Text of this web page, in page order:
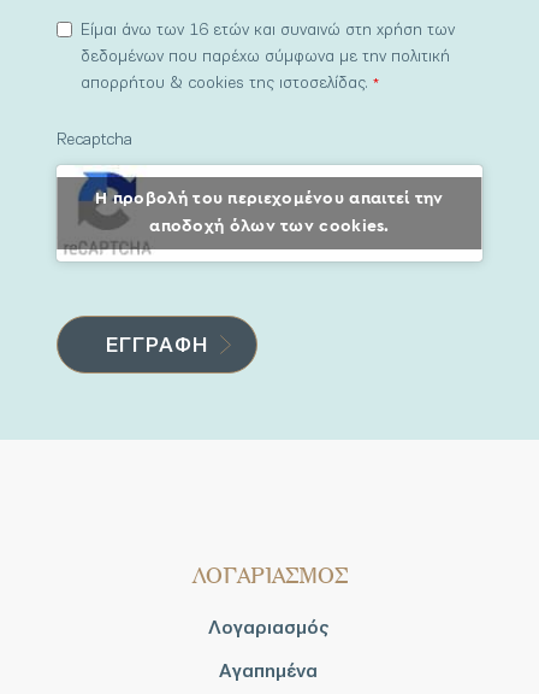
Είμαι άνω των 16 ετών και συναινώ στη χρήση των
δεδομένων που παρέχω σύμφωνα με την πολιτική
απορρήτου & cookies της ιστοσελίδας.*
Recaptcha
Η προβολή του περιεχομένου απαιτεί την
αποδοχή όλων των cookies.
ΛΟΓΑΡΙΑΣΜΟΣ
Λογαριασμός
Αγαπημένα